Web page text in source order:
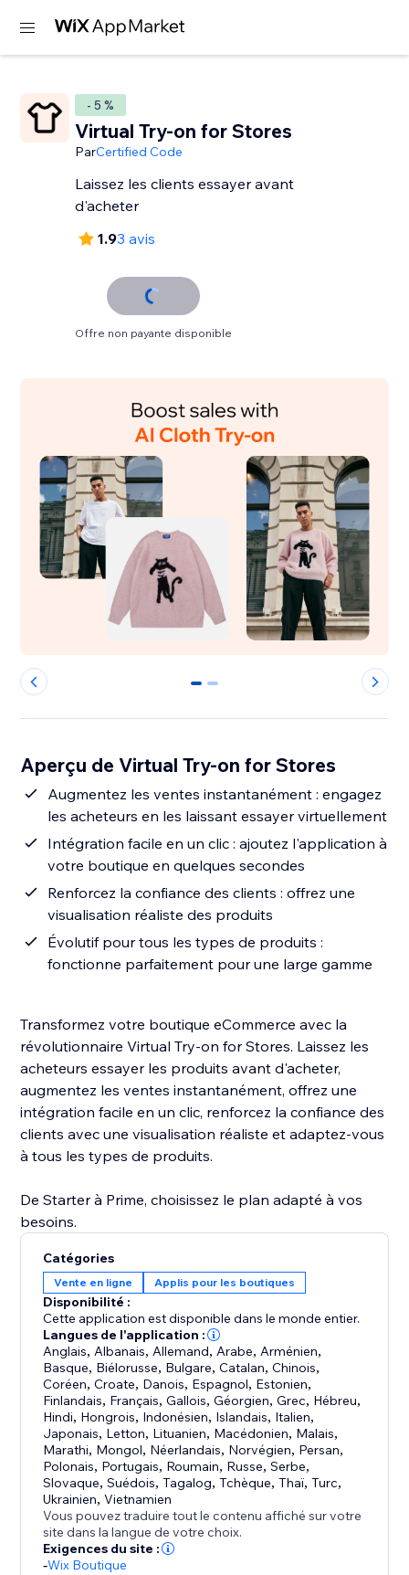
- 5 %
Virtual Try-on for Stores
ParCertified Code
Laissez les clients essayer avant
d'acheter
1.93 avis
Offre non payante disponible
0 1
Aperçu de Virtual Try-on for Stores
Augmentez les ventes instantanément : engagez
les acheteurs en les laissant essayer virtuellement
Intégration facile en un clic : ajoutez l'application à
votre boutique en quelques secondes
Renforcez la confiance des clients : offrez une
visualisation réaliste des produits
Évolutif pour tous les types de produits :
fonctionne parfaitement pour une large gamme
Transformez votre boutique eCommerce avec la
révolutionnaire Virtual Try-on for Stores. Laissez les
acheteurs essayer les produits avant d'acheter,
augmentez les ventes instantanément, offrez une
intégration facile en un clic, renforcez la confiance des
clients avec une visualisation réaliste et adaptez-vous
à tous les types de produits.
De Starter à Prime, choisissez le plan adapté à vos
besoins.
Catégories
Vente en ligne Applis pour les boutiques
Disponibilité :
Cette application est disponible dans le monde entier.
Langues de l'application :
Anglais, Albanais, Allemand, Arabe, Arménien,
Basque, Biélorusse, Bulgare,Catalan,Chinois,
Coréen,Croate, Danois, Espagnol, Estonien,
Finlandais, Français,Gallois,Géorgien,Grec, Hébreu,
Hindi, Hongrois, Indonésien, Islandais, Italien,
Japonais, Letton, Lituanien, Macédonien, Malais,
Marathi, Mongol, Néerlandais, Norvégien, Persan,
Polonais, Portugais, Roumain, Russe,Serbe,
Slovaque,Suédois,Tagalog,Tchèque,Thaï,Turc,
Ukrainien,Vietnamien
Vous pouvez traduire tout le contenu affiché sur votre
site dans la langue de votre choix.
Exigences du site :
-Wix Boutique